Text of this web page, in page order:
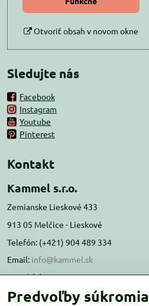
Otvoriť obsah v novom okne
Sledujte nás
Facebook
Instagram
Youtube
Pinterest
Kontakt
Kammel s.r.o.
Zemianske Lieskové 433
913 05 Melčice - Lieskové
Telefón: (+421) 904 489 334
Email: info@kammel.sk
Prevádzka:
Administratívna budova PD Melčice
Predvoľby súkromia